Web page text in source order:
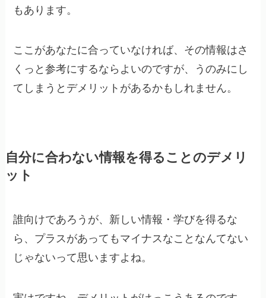
もあります。
ここがあなたに合っていなければ、その情報はさ
くっと参考にするならよいのですが、うのみにし
てしまうとデメリットがあるかもしれません。
自分に合わない情報を得ることのデメリ
ット
誰向けであろうが、新しい情報・学びを得るな
ら、プラスがあってもマイナスなことなんてない
じゃないって思いますよね。